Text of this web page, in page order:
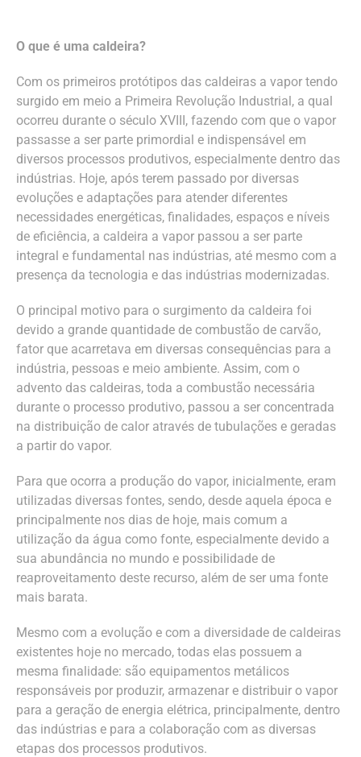
O que é uma caldeira?
Com os primeiros protótipos das caldeiras a vapor tendo
surgido em meio a Primeira Revolução Industrial, a qual
ocorreu durante o século XVIII, fazendo com que o vapor
passasse a ser parte primordial e indispensável em
diversos processos produtivos, especialmente dentro das
indústrias. Hoje, após terem passado por diversas
evoluções e adaptações para atender diferentes
necessidades energéticas, finalidades, espaços e níveis
de eficiência, a caldeira a vapor passou a ser parte
integral e fundamental nas indústrias, até mesmo com a
presença da tecnologia e das indústrias modernizadas.
O principal motivo para o surgimento da caldeira foi
devido a grande quantidade de combustão de carvão,
fator que acarretava em diversas consequências para a
indústria, pessoas e meio ambiente. Assim, com o
advento das caldeiras, toda a combustão necessária
durante o processo produtivo, passou a ser concentrada
na distribuição de calor através de tubulações e geradas
a partir do vapor.
Para que ocorra a produção do vapor, inicialmente, eram
utilizadas diversas fontes, sendo, desde aquela época e
principalmente nos dias de hoje, mais comum a
utilização da água como fonte, especialmente devido a
sua abundância no mundo e possibilidade de
reaproveitamento deste recurso, além de ser uma fonte
mais barata.
Mesmo com a evolução e com a diversidade de caldeiras
existentes hoje no mercado, todas elas possuem a
mesma finalidade: são equipamentos metálicos
responsáveis por produzir, armazenar e distribuir o vapor
para a geração de energia elétrica, principalmente, dentro
das indústrias e para a colaboração com as diversas
etapas dos processos produtivos.